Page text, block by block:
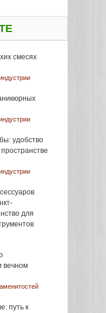
смесях
удобство
для
вечном
путь к